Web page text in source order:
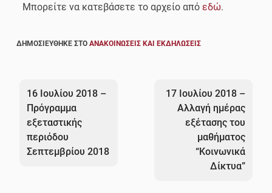
Μπορείτε να κατεβάσετε το αρχείο απόεδώ.
ΔΗΜΟΣΙΕΎΘΗΚΕ ΣΤΟΑΝΑΚΟΙΝΏΣΕΙΣ ΚΑΙ ΕΚΔΗΛΏΣΕΙΣ
άρθρων
16 Ιουλίου 2018 –
Πρόγραμμα
εξεταστικής
περιόδου
Σεπτεμβρίου 2018
17 Ιουλίου 2018 –
Αλλαγή ημέρας
εξέτασης του
μαθήματος
“Κοινωνικά
Δίκτυα”